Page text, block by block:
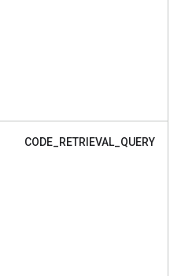
CODE_RETRIEVAL_QUERY